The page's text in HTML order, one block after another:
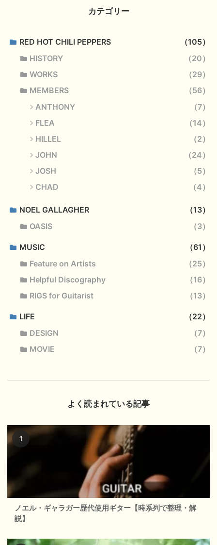
カテゴリー
RED HOT CHILI PEPPERS
105
HISTORY
20
WORKS
29
MEMBERS
56
ANTHONY
7
FLEA
14
HILLEL
2
JOHN
24
JOSH
5
CHAD
4
NOEL GALLAGHER
13
OASIS
3
MUSIC
61
Feature on Artists
25
Helpful Discography
16
RIGS for Guitarist
13
LIFE
22
DESIGN
7
MOVIE
7
よく読まれている記事
ノエル・ギャラガー歴代使用ギター【時系列で整理・解
説】